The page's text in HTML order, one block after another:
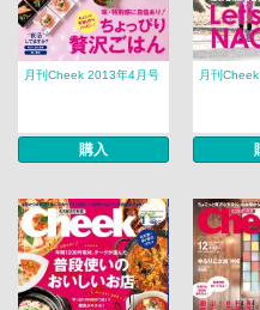
月刊Cheek 2013年4月号
購入
月刊